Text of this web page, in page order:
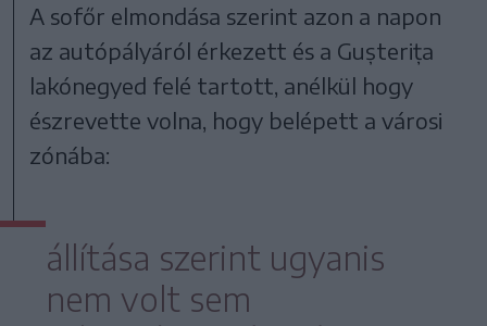
A sofőr elmondása szerint azon a napon
az autópályáról érkezett és a Gușterița
lakónegyed felé tartott, anélkül hogy
észrevette volna, hogy belépett a városi
zónába:
állítása szerint ugyanis
nem volt sem